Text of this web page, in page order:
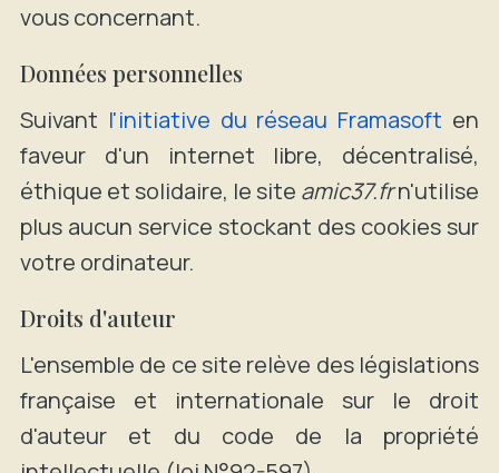
vous concernant.
Données personnelles
Suivant l'initiative du réseau Framasoft en
faveur d'un internet libre, décentralisé,
éthique et solidaire, le site amic37.frn'utilise
plus aucun service stockant des cookies sur
votre ordinateur.
Droits d'auteur
L'ensemble de ce site relève des législations
française et internationale sur le droit
d'auteur et du code de la propriété